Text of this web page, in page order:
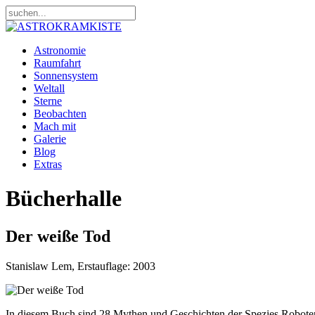
Astronomie
Raumfahrt
Sonnensystem
Weltall
Sterne
Beobachten
Mach mit
Galerie
Blog
Extras
Bücherhalle
Der weiße Tod
Stanislaw Lem, Erstauflage: 2003